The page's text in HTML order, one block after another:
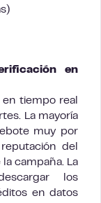
en
tiempo real
La mayoría
muy por
del
campaña. La
los
en datos